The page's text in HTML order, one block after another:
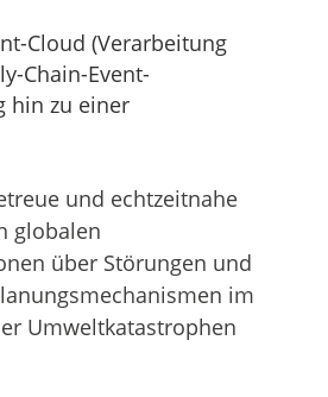
Cloud (Verarbeitung
Chain-Event-
hin zu einer
und echtzeitnahe
globalen
über Störungen und
im
Umweltkatastrophen